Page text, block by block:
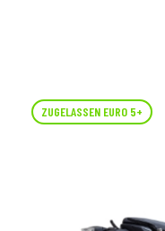
ZUGELASSEN EURO 5+